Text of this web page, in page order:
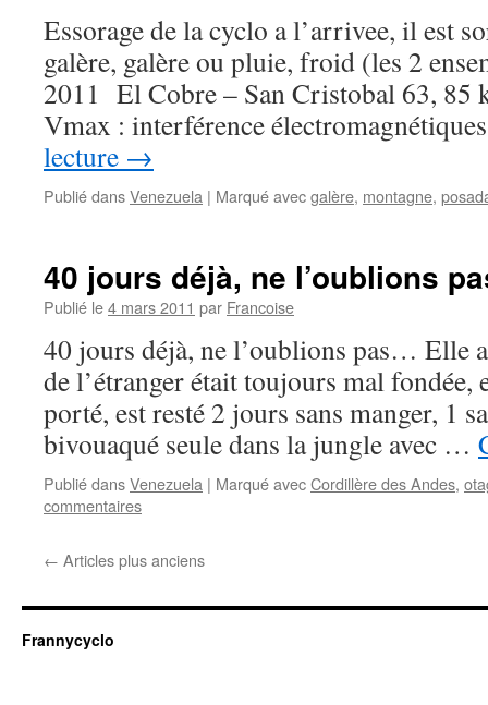
Essorage de la cyclo a l’arrivee, il est
galère, galère ou pluie, froid (les 2
2011 El Cobre – San Cristobal 63,
Vmax : interférence
lecture →
Publié dansVenezuela | Marqué avecgalère, montagne,
40 jours déjà, ne l’oublions
Publié le4 mars 2011 par Francoise
40 jours déjà, ne l’oublions pas… Elle
de l’étranger était toujours mal fondée,
porté, est resté 2 jours sans manger, 1
bivouaqué seule dans la jungle avec …
Publié dansVenezuela | Marqué avecCordillère des Andes,
commentaires
← Articles plus anciens
Frannycyclo